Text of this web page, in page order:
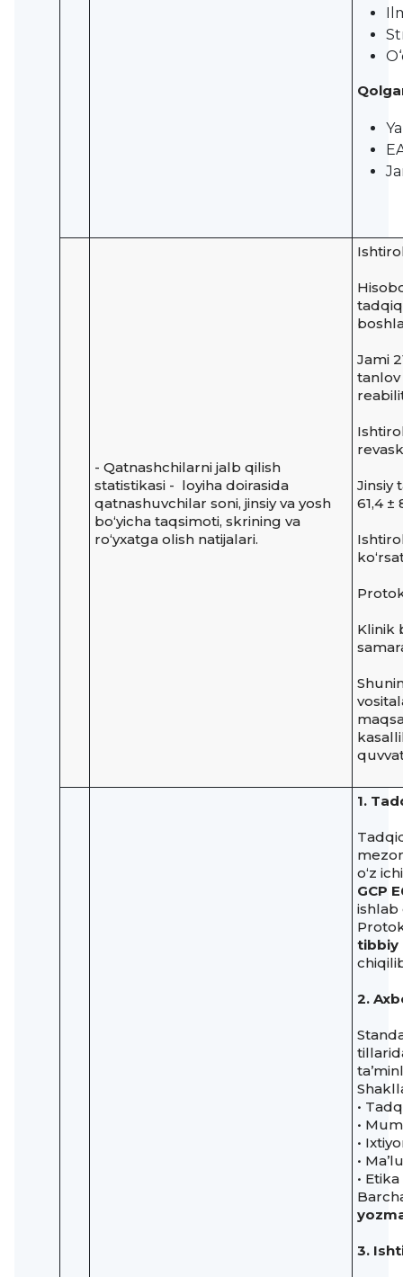
- Qatnashchilarni jalb qilish
statistikasi - loyiha doirasida
qatnashuvchilar soni, jinsiy va yosh
bo‘yicha taqsimoti, skrining va
ro‘yxatga olish natijalari.
Jami
Jinsiy
61,4 ±
Klinik
1.
o‘z
GCP
ishlab
tibbiy
2.
•
•
•
•
•
3.